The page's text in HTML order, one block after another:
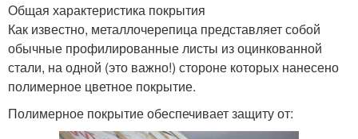
Общая характеристика покрытия
Как известно, металлочерепица представляет собой
обычные профилированные листы из оцинкованной
стали, на одной (это важно!) стороне которых нанесено
полимерное цветное покрытие.
Полимерное покрытие обеспечивает защиту от: